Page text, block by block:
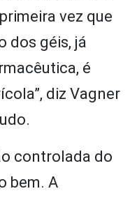
vez que
dos géis, já
é
diz Vagner
controlada do
bem. A